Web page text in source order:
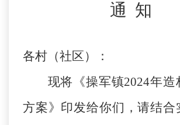
通 知
各村（社区）
：
现将《操军镇2024年造
方案》印发给你们，请结合